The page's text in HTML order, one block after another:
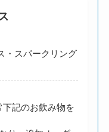
・スパークリング
記のお飲み物を